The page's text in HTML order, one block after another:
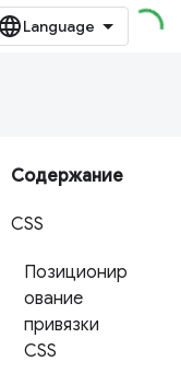
Содержание
CSS
Позиционир
ование
привязки
CSS